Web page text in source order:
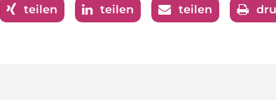
teilen teilen teilen